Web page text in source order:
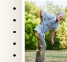
Térdprotézis
Elülső
Meniscus